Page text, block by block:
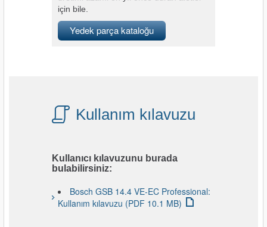
için bile.
Yedek parça kataloğu
Kullanım kılavuzu
Kullanıcı kılavuzunu burada
bulabilirsiniz:
Bosch GSB 14.4 VE-EC Professional:
Kullanım kılavuzu (PDF 10.1 MB)